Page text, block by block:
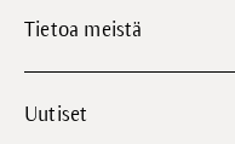
Tietoa meistä
Uutiset